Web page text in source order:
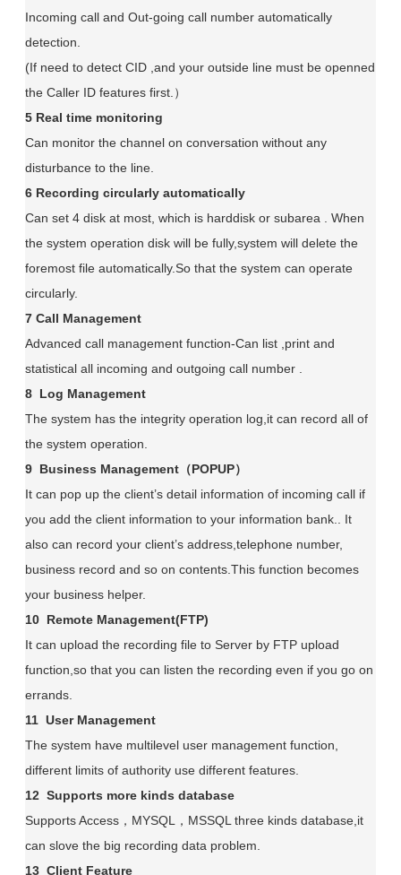
Incoming call and Out-going call number automatically
detection.
(If need to detect CID ,and your outside line must be openned
the Caller ID features first.）
5 Real time monitoring
Can monitor the channel on conversation without any
disturbance to the line.
6 Recording circularly automatically
Can set 4 disk at most, which is harddisk or subarea . When
the system operation disk will be fully,system will delete the
foremost file automatically.So that the system can operate
circularly.
7 Call Management
Advanced call management function-Can list ,print and
statistical all incoming and outgoing call number .
8 Log Management
The system has the integrity operation log,it can record all of
the system operation.
9 Business Management（POPUP）
It can pop up the client’s detail information of incoming call if
you add the client information to your information bank.. It
also can record your client’s address,telephone number,
business record and so on contents.This function becomes
your business helper.
10 Remote Management(FTP)
It can upload the recording file to Server by FTP upload
function,so that you can listen the recording even if you go on
errands.
11 User Management
The system have multilevel user management function,
different limits of authority use different features.
12 Supports more kinds database
Supports Access，MYSQL，MSSQL three kinds database,it
can slove the big recording data problem.
13 Client Feature